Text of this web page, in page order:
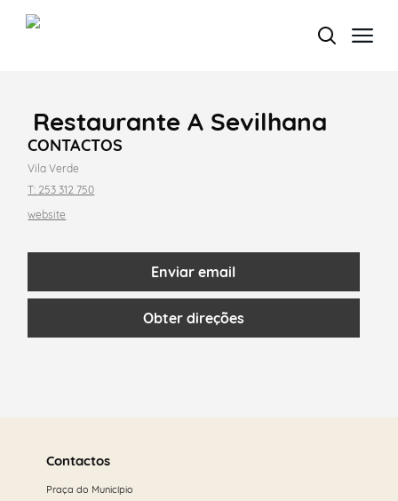
Termo de Pesquisa
Filtros
Restaurante A Sevilhana
CONTACTOS
Vila Verde
T: 253 312 750
website
Enviar email
Obter direções
maisContactos
Praça do Município